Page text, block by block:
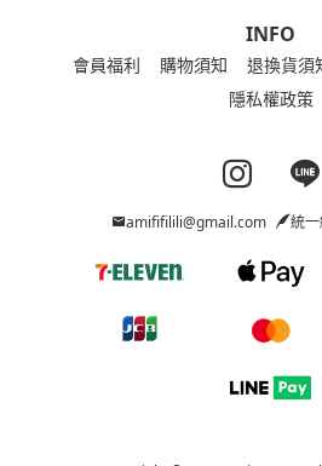
INFO
會員福利 購物須知 退換貨須
隱私權政策
amififilili@gmail.com 統